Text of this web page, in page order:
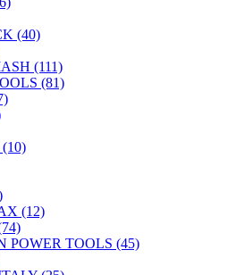
(40)
(111)
(81)
(10)
(12)
POWER TOOLS (45)